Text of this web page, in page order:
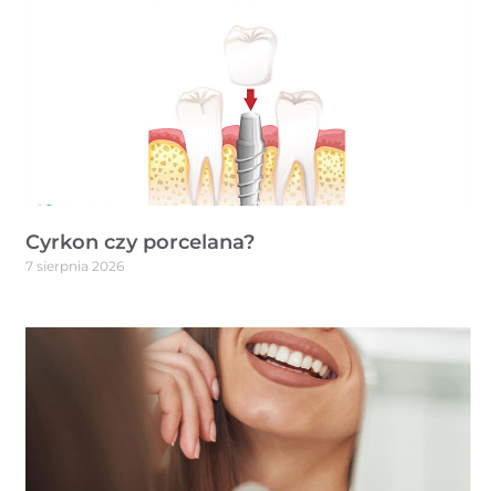
Cyrkon czy porcelana?
7 sierpnia 2026